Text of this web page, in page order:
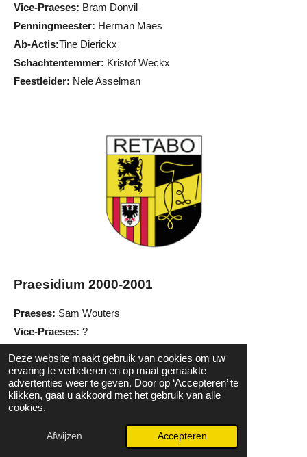
Deze website maakt gebruik van cookies om uw
ervaring te verbeteren en op maat gemaakte
advertenties weer te geven. Door op ‘Accepteren’ te
klikken, gaat u akkoord met het gebruik van alle
cookies.
Afwijzen Accepteren
Vice-Praeses: Bram Donvil
Penningmeester: Herman Maes
Ab-Actis:Tine Dierickx
Schachtentemmer: Kristof Weckx
Feestleider: Nele Asselman
Praesidium 2000-2001
Praeses: Sam Wouters
Vice-Praeses: ?
Ab-Actis:?
Schachtentemmer:?
PR:?
Feestleider:?